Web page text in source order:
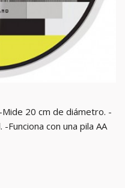
20 cm de diámetro. -
Funciona con una pila AA